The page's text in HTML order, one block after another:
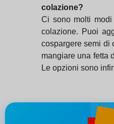
colazione?
Ci sono molti
colazione. Puoi
cospargere semi di
mangiare una fetta
Le opzioni sono